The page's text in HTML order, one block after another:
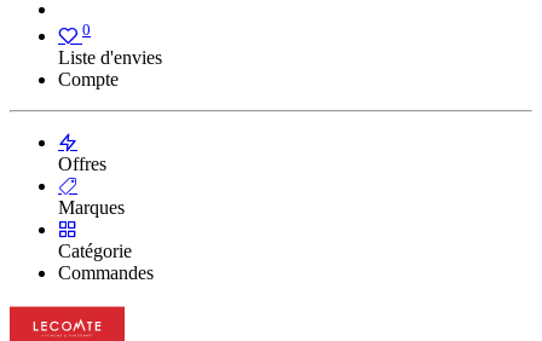
0
Liste d'envies
Compte
Offres
Marques
Catégorie
Commandes